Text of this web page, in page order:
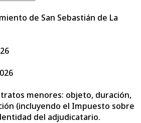
de San Sebastián de La
menores: objeto, duración,
(incluyendo el Impuesto sobre
del adjudicatario.